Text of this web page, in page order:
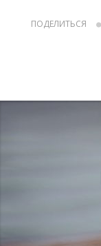
ПОДЕЛИТЬСЯ